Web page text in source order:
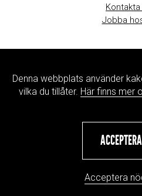
Denna webbplats använder
vilka du tillåter. Här finns mer
Acceptera
Jobba
Om
Hantering av